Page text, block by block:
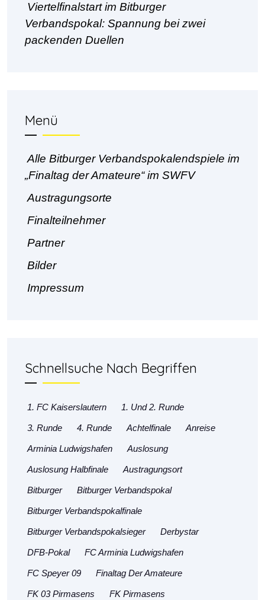
Viertelfinalstart im Bitburger
Verbandspokal: Spannung bei zwei
packenden Duellen
Menü
Alle Bitburger Verbandspokalendspiele im
„Finaltag der Amateure“ im SWFV
Austragungsorte
Finalteilnehmer
Partner
Bilder
Impressum
Schnellsuche Nach Begriffen
1. FC Kaiserslautern 1. Und 2. Runde
3. Runde 4. Runde Achtelfinale Anreise
Arminia Ludwigshafen Auslosung
Auslosung Halbfinale Austragungsort
Bitburger Bitburger Verbandspokal
Bitburger Verbandspokalfinale
Bitburger Verbandspokalsieger Derbystar
DFB-Pokal FC Arminia Ludwigshafen
FC Speyer 09 Finaltag Der Amateure
FK 03 Pirmasens FK Pirmasens